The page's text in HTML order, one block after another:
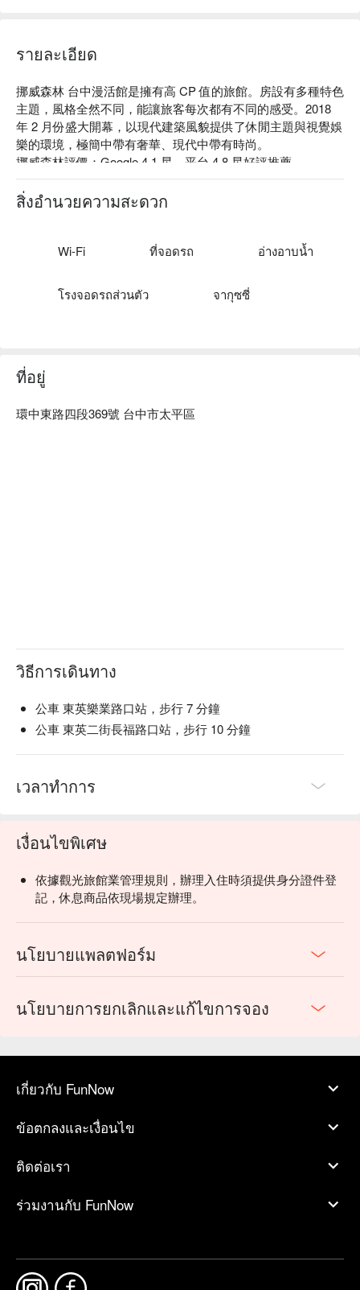
รายละเอียด
挪威森林 台中漫活館是擁有高 CP 值的旅館。房設有多種特色
主題，風格全然不同，能讓旅客每次都有不同的感受。2018
年 2 月份盛大開幕，以現代建築風貌提供了休閒主題與視覺娛
樂的環境，極簡中帶有奢華、現代中帶有時尚。
挪威森林評價：Google 4.1 星、平台 4.8 星好評推薦
挪威森林推薦：近 74 快速道路交流道，車程約 3 分鐘即可抵
達，比鄰大坑風景區及洲際棒球場。
臺中市旅館業營業執照第 411 號
สิ่งอำนวยความสะดวก
Wi-Fi ที่จอดรถ อ่างอาบน้ำ
โรงจอดรถส่วนตัว จากุซซี่
ที่อยู่
環中東路四段369號 台中市太平區
วิธีการเดินทาง
公車 東英樂業路口站，步行 7 分鐘
公車 東英二街長福路口站，步行 10 分鐘
เวลาทำการ
เงื่อนไขพิเศษ
依據觀光旅館業管理規則，辦理入住時須提供身分證件登
記，休息商品依現場規定辦理。
นโยบายแพลตฟอร์ม
นโยบายการยกเลิกและแก้ไขการจอง
เกี่ยวกับ FunNow
ข้อตกลงและเงื่อนไข
ติดต่อเรา
ร่วมงานกับ FunNow